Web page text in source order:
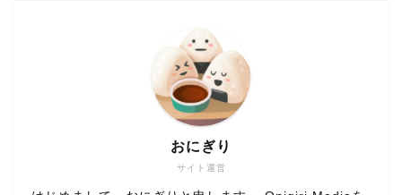
サイト運営
おにぎり